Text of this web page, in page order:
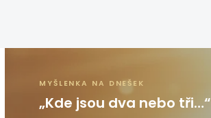
MYŠLENKA NA DNEŠEK
„Kde jsou dva nebo tři…“